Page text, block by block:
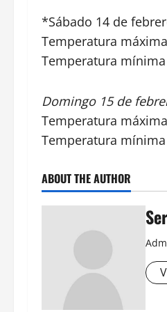
*Sábado 14 de
Temperatura
Temperatura mínima
Domingo 15 de
Temperatura
Temperatura mínima
ABOUT THE AUTHOR